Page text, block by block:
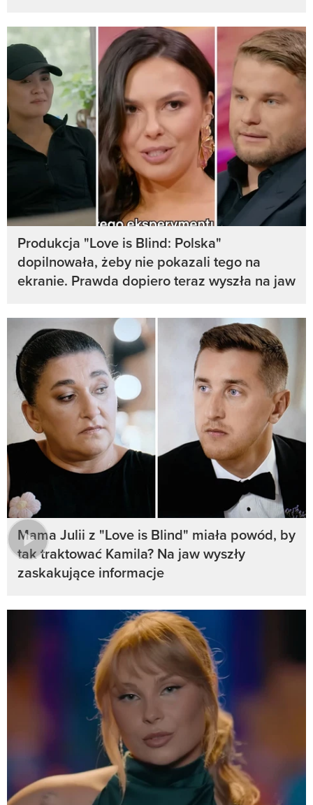
Produkcja "Love is Blind: Polska"
dopilnowała, żeby nie pokazali tego na
ekranie. Prawda dopiero teraz wyszła na jaw
Mama Julii z "Love is Blind" miała powód, by
tak traktować Kamila? Na jaw wyszły
zaskakujące informacje